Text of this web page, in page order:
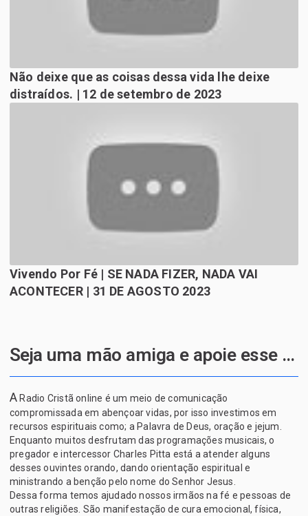
Não deixe que as coisas dessa vida lhe deixe
distraídos. | 12 de setembro de 2023
Vivendo Por Fé | SE NADA FIZER, NADA VAI
ACONTECER | 31 DE AGOSTO 2023
Seja uma mão amiga e apoie esse projeto de Deus
A Radio Cristã online é um meio de comunicação
compromissada em abençoar vidas, por isso investimos em
recursos espirituais como; a Palavra de Deus, oração e jejum.
Enquanto muitos desfrutam das programações musicais, o
pregador e intercessor Charles Pitta está a atender alguns
desses ouvintes orando, dando orientação espiritual e
ministrando a benção pelo nome do Senhor Jesus.
Dessa forma temos ajudado nossos irmãos na fé e pessoas de
outras religiões. São manifestação de cura emocional, física,